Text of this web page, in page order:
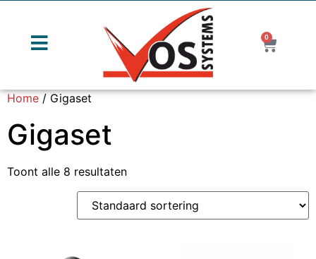
0
Home/ Gigaset
Gigaset
Toont alle 8 resultaten